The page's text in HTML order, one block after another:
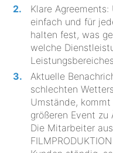
Klare
einfach und für
halten fest, was
welche
Aktuelle
schlechten
Umstände,
größeren Event zu
Die Mitarbeiter